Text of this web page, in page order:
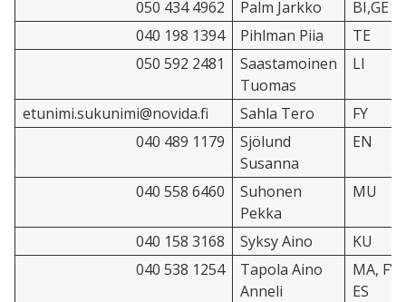
050 434 4962 Palm Jarkko
BI,GE
040 198 1394
Pihlman Piia
TE
050 592 2481
Saastamoinen
Tuomas
LI
etunimi.sukunimi@novida.fi Sahla Tero
FY
040 489 1179
Sjölund
Susanna
EN
040 558 6460
Suhonen
Pekka
MU
040 158 3168 Syksy Aino
KU
040 538 1254
Tapola Aino
Anneli
MA, FY
ES